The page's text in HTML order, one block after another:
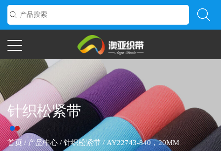
针织松紧带
首页 /产品中心 / 针织松紧带/AY22743-840，20MM